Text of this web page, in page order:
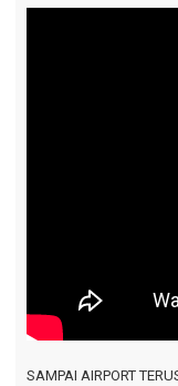
SAMPAI AIRPORT